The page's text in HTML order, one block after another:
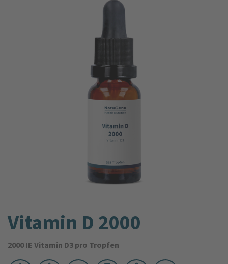
Vitamin D 2000
2000 IE Vitamin D3 pro Tropfen